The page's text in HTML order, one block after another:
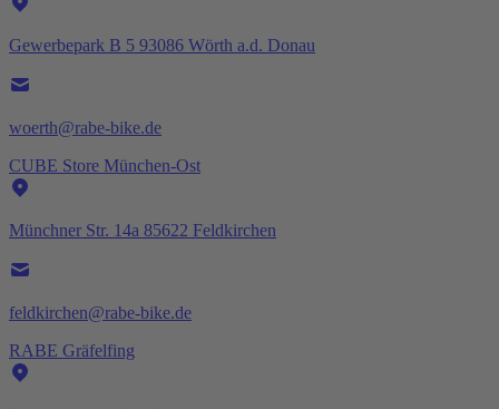
Gewerbepark B 5 93086 Wörth a.d. Donau
woerth@rabe-bike.de
CUBE Store München-Ost
Münchner Str. 14a 85622 Feldkirchen
feldkirchen@rabe-bike.de
RABE Gräfelfing